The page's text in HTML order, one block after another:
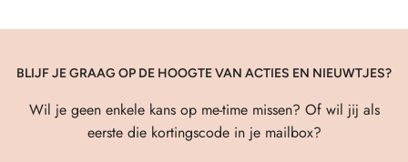
BLIJF JE GRAAG OP DE HOOGTE VAN ACTIES EN NIEUWTJES?
Wil je geen enkele kans op me-time missen? Of wil jij als
eerste die kortingscode in je mailbox?